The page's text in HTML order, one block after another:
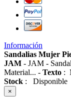
Información
Sandalias Mujer
JAM - JAM -
Material... - Texto :
Stock : Disponible
×